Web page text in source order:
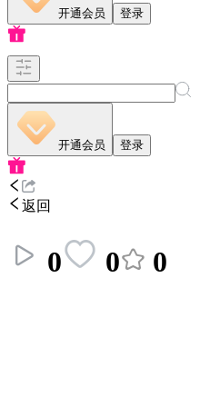
开通会员 登录
开通会员 登录
返回
0 0 0